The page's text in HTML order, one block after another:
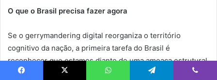
O que o Brasil precisa fazer agora
Se o gerrymandering digital reorganiza o território
cognitivo da nação, a primeira tarefa do Brasil é
reconhecer que estamos diante de uma ameaça estrutural
à democracia e à soberania, e não de um mero “problema